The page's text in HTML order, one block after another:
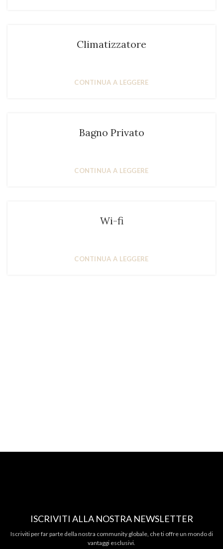
Climatizzatore
CONTINUA A LEGGERE
Bagno Privato
CONTINUA A LEGGERE
Wi-fi
CONTINUA A LEGGERE
ISCRIVITI ALLA NOSTRA NEWSLETTER
Iscriviti per far parte della nostra community globale, che ti offre un mondo di
vantaggi esclusivi.